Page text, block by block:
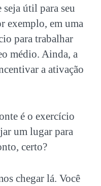
seja útil para seu
exemplo, em uma
para trabalhar
médio. Ainda, a
a ativação
é o exercício
um lugar para
certo?
chegar lá. Você